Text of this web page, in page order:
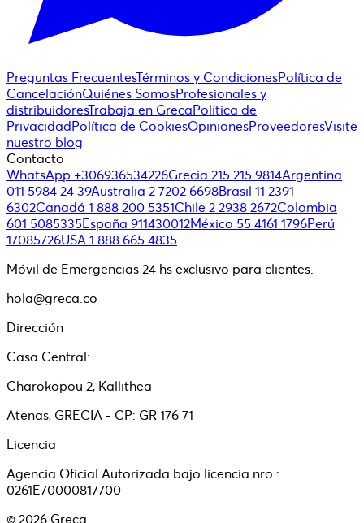
Preguntas FrecuentesTérminos y CondicionesPolítica de
CancelaciónQuiénes SomosProfesionales y
distribuidoresTrabaja en GrecaPolítica de
PrivacidadPolítica de CookiesOpinionesProveedoresVisite
nuestro blog
Contacto
WhatsApp +306936534226Grecia 215 215 9814Argentina
011 5984 24 39Australia 2 7202 6698Brasil 11 2391
6302Canadá 1 888 200 5351Chile 2 2938 2672Colombia
601 5085335España 911430012México 55 4161 1796Perú
17085726USA 1 888 665 4835
Móvil de Emergencias 24 hs exclusivo para clientes.
hola@greca.co
Dirección
Casa Central:
Charokopou 2, Kallithea
Atenas, GRECIA - CP: GR 176 71
Licencia
Agencia Oficial Autorizada bajo licencia nro.:
0261E70000817700
© 2026 Greca